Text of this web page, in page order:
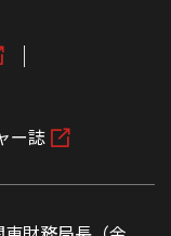
ー誌